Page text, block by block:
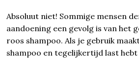
Absoluut niet! Sommige mensen
aandoening een gevolg is van het
roos shampoo. Als je gebruik
shampoo en tegelijkertijd last hebt